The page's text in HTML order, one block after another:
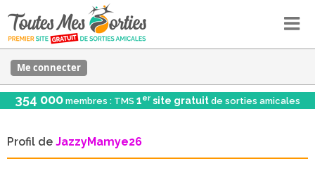
Me connecter
354 000 membres : TMS 1er site gratuit de sorties amicales
Profil de JazzyMamye26